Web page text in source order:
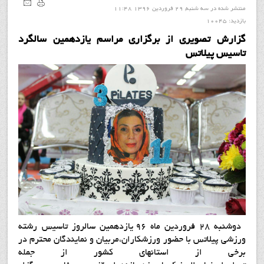
منتشر شده در سه شنبه, 29 فروردين 1396 11:48
بازدید: 10045
گزارش تصويري از برگزاري مراسم يازدهمين سالگرد
تاسيس پيلاتس
دوشنبه 28 فروردين ماه 96 يازدهمين سالروز تاسيس رشته
ورزشي پيلاتس با حضور ورزشکاران،مربيان و نمايندگان محترم در
برخي از استانهاي کشور از جمله